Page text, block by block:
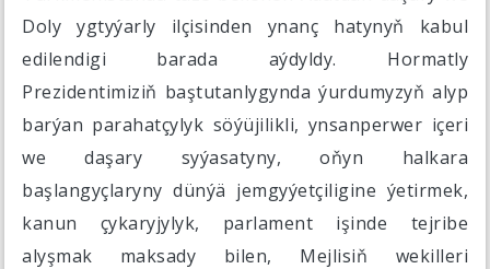
Doly ygtyýarly ilçisinden ynanç hatynyň kabul
edilendigi barada aýdyldy. Hormatly
Prezidentimiziň baştutanlygynda ýurdumyzyň alyp
barýan parahatçylyk söýüjilikli, ynsanperwer içeri
we daşary syýasatyny, oňyn halkara
başlangyçlaryny dünýä jemgyýetçiligine ýetirmek,
kanun çykaryjylyk, parlament işinde tejribe
alyşmak maksady bilen, Mejlisiň wekilleri